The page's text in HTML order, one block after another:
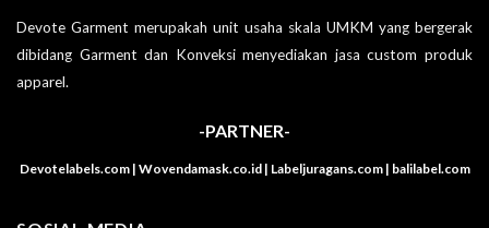
Devote Garment merupakah unit usaha skala UMKM yang bergerak
dibidang Garment dan Konveksi menyediakan jasa custom produk
apparel.
-PARTNER-
Devotelabels.com | Wovendamask.co.id | Labeljuragans.com | balilabel.com